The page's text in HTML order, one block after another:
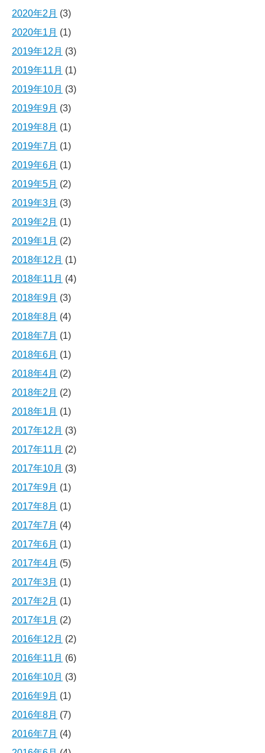
2020年2月 (3)
2020年1月 (1)
2019年12月 (3)
2019年11月 (1)
2019年10月 (3)
2019年9月 (3)
2019年8月 (1)
2019年7月 (1)
2019年6月 (1)
2019年5月 (2)
2019年3月 (3)
2019年2月 (1)
2019年1月 (2)
2018年12月 (1)
2018年11月 (4)
2018年9月 (3)
2018年8月 (4)
2018年7月 (1)
2018年6月 (1)
2018年4月 (2)
2018年2月 (2)
2018年1月 (1)
2017年12月 (3)
2017年11月 (2)
2017年10月 (3)
2017年9月 (1)
2017年8月 (1)
2017年7月 (4)
2017年6月 (1)
2017年4月 (5)
2017年3月 (1)
2017年2月 (1)
2017年1月 (2)
2016年12月 (2)
2016年11月 (6)
2016年10月 (3)
2016年9月 (1)
2016年8月 (7)
2016年7月 (4)